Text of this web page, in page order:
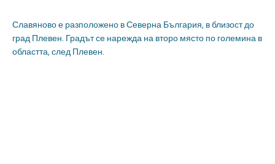
Славяново е разположено в Северна България, в близост до
град Плевен. Градът се нарежда на второ място по големина в
областта, след Плевен.